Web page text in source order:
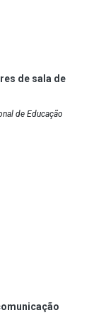
de sala de
de Educação